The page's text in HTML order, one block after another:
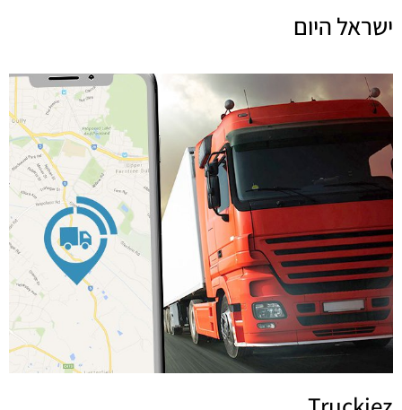
ישראל היום